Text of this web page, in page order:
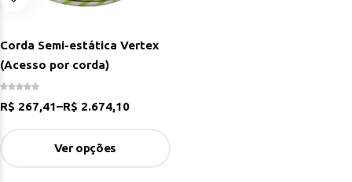
Corda Semi-estática Vertex
(Acesso por corda)
R$ 267,41–R$ 2.674,10
Ver opções